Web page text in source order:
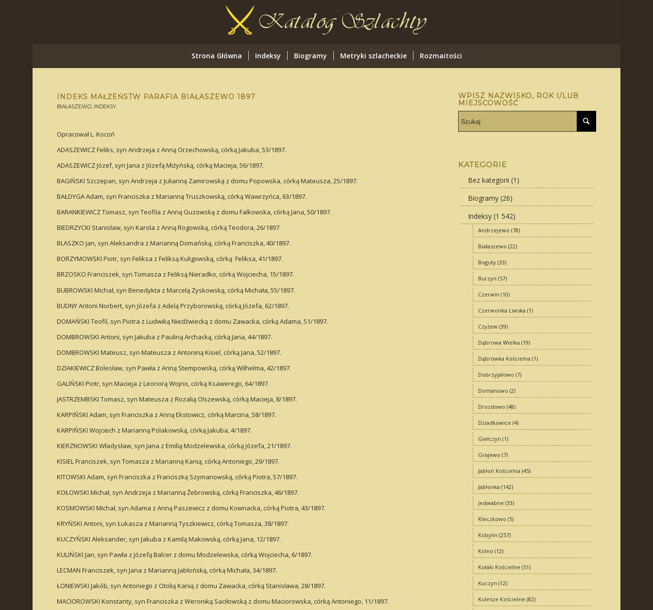
Strona Główna Indeksy Biogramy Metryki szlacheckie Rozmaitości
INDEKS MAŁŻEŃSTW PARAFIA BIAŁASZEWO 1897
BIAŁASZEWO, INDEKSY
Opracował L. Kocoń
ADASZEWICZ Feliks, syn Andrzeja z Anną Orzechowską, córką Jakuba, 53/1897.
ADASZEWICZ Józef, syn Jana z Józefą Miżyńską, córką Macieja, 56/1897.
BAGIŃSKI Szczepan, syn Andrzeja z Julianną Zamirowską z domu Popowska, córką Mateusza, 25/1897.
BAŁDYGA Adam, syn Franciszka z Marianną Truszkowską, córką Wawrzyńca, 63/1897.
BARANKIEWICZ Tomasz, syn Teofila z Anną Guzowską z domu Falkowska, córką Jana, 50/1897.
BIEDRZYCKI Stanisław, syn Karola z Anną Rogowską, córką Teodora, 26/1897.
BLASZKO Jan, syn Aleksandra z Marianną Domańską, córką Franciszka, 40/1897.
BORZYMOWSKI Piotr, syn Feliksa z Feliksą Kuligowską, córką Feliksa, 41/1897.
BRZOSKO Franciszek, syn Tomasza z Feliksą Nieradko, córką Wojciecha, 15/1897.
BUBROWSKI Michał, syn Benedykta z Marcelą Zyskowską, córką Michała, 55/1897.
BUDNY Antoni Norbert, syn Józefa z Adelą Przyborowską, córką Józefa, 62/1897.
DOMAŃSKI Teofil, syn Piotra z Ludwiką Niedźwiecką z domu Zawacka, córką Adama, 51/1897.
DOMBROWSKI Antoni, syn Jakuba z Pauliną Archacką, córką Jana, 44/1897.
DOMBROWSKI Mateusz, syn Mateusza z Antoniną Kisiel, córką Jana, 52/1897.
DZIAKIEWICZ Bolesław, syn Pawła z Anną Stempowską, córką Wilhelma, 42/1897.
GALIŃSKI Piotr, syn Macieja z Leonorą Wojno, córką Ksawerego, 64/1897.
JASTRZEMBSKI Tomasz, syn Mateusza z Rozalią Olszewską, córką Macieja, 8/1897.
KARPIŃSKI Adam, syn Franciszka z Anną Ekstowicz, córką Marcina, 58/1897.
KARPIŃSKI Wojciech z Marianną Polakowską, córką Jakuba, 4/1897.
KIERZNOWSKI Władysław, syn Jana z Emilią Modzelewska, córką Józefa, 21/1897.
KISIEL Franciszek, syn Tomasza z Marianną Kanią, córką Antoniego, 29/1897.
KITOWSKI Adam, syn Franciszka z Franciszką Szymanowską, córką Piotra, 57/1897.
KOŁOWSKI Michał, syn Andrzeja z Marianną Żebrowską, córką Franciszka, 46/1897.
KOSMOWSKI Michał, syn Adama z Anną Paszewicz z domu Kownacka, córką Piotra, 43/1897.
KRYŃSKI Antoni, syn Łukasza z Marianną Tyszkiewicz, córką Tomasza, 38/1897.
KUCZYŃSKI Aleksander, syn Jakuba z Kamilą Makowską, córką Jana, 12/1897.
KULIŃSKI Jan, syn Pawła z Józefą Balcer z domu Modzelewska, córką Wojciecha, 6/1897.
LECMAN Franciszek, syn Jana z Marianną Jabłońską, córką Michała, 34/1897.
ŁONIEWSKI Jakób, syn Antoniego z Otolią Kanią z domu Zawacka, córką Stanisława, 28/1897.
MACIOROWSKI Konstanty, syn Franciszka z Weroniką Saciłowską z domu Maciorowska, córką Antoniego, 11/1897.
WPISZ NAZWISKO, ROK I/LUB
MIEJSCOWOŚĆ
KATEGORIE
Bez kategorii (1)
Biogramy(26)
Indeksy(1 542)
Andrzejewo (78)
Białaszewo (22)
Boguty(33)
Burzyn (57)
Czerwin (10)
Czerwonka Liwska (1)
Czyżew(39)
Dąbrowa Wielka (19)
Dąbrówka Kościelna (1)
Dobrzyjałowo (7)
Domanowo (2)
Drozdowo (48)
Dziadkowice (4)
Giełczyn (1)
Grajewo (7)
Jabłoń Kościelna (45)
Jabłonka (142)
Jedwabne (33)
Kleczkowo (5)
Kobylin (257)
Kolno (12)
Kołaki Kościelne (51)
Kuczyn (12)
Kulesze Kościelne (82)